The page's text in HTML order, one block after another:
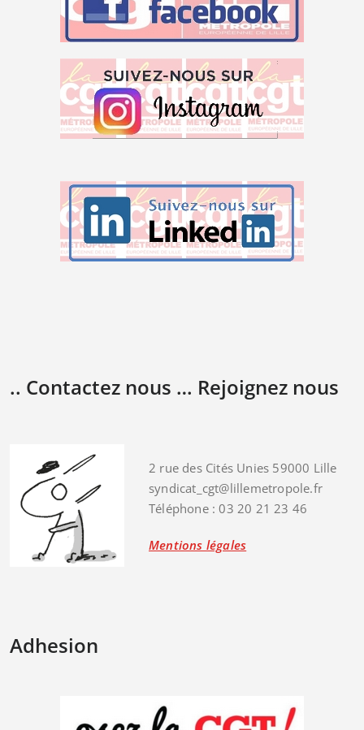
.. Contactez nous … Rejoignez nous
2 rue des Cités Unies 59000 Lille
syndicat_cgt@lillemetropole.fr
Téléphone : 03 20 21 23 46
Mentions légales
Adhesion